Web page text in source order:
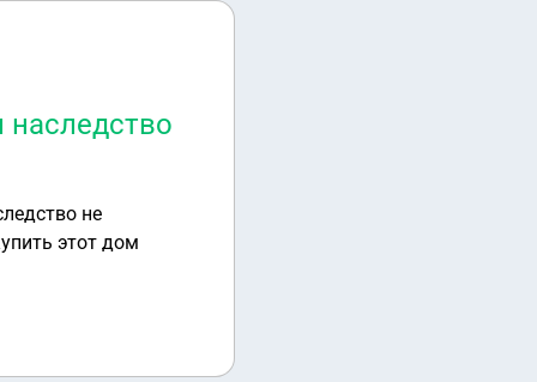
не
этот дом